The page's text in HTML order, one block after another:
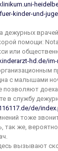
kinder-und-
дежурных
помощи:
или
hd.de/im-
с малышами
позволяют
в службу
de/
тоже
так же,
вызывают